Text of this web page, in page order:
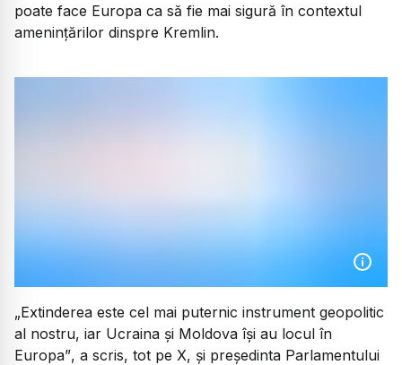
poate face Europa ca să fie mai sigură în contextul
amenințărilor dinspre Kremlin.
„Extinderea este cel mai puternic instrument geopolitic
al nostru, iar Ucraina și Moldova își au locul în
Europa”, a scris, tot pe X, și președinta Parlamentului